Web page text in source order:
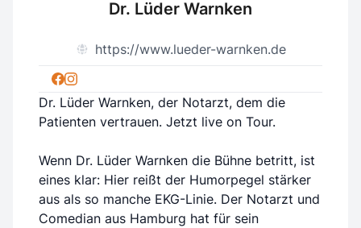
Dr. Lüder Warnken
https://www.lueder-warnken.de
Dr. Lüder Warnken, der Notarzt, dem die
Patienten vertrauen. Jetzt live on Tour.
Wenn Dr. Lüder Warnken die Bühne betritt, ist
eines klar: Hier reißt der Humorpegel stärker
aus als so manche EKG-Linie. Der Notarzt und
Comedian aus Hamburg hat für sein